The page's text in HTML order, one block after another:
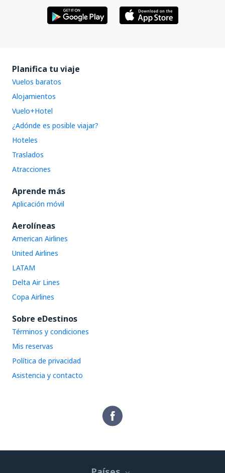
Planifica tu viaje
Vuelos baratos
Alojamientos
Vuelo+Hotel
¿Adónde es posible viajar?
Hoteles
Traslados
Atracciones
Aprende más
Aplicación móvil
Aerolíneas
American Airlines
United Airlines
LATAM
Delta Air Lines
Copa Airlines
Sobre eDestinos
Términos y condiciones
Mis reservas
Política de privacidad
Asistencia y contacto